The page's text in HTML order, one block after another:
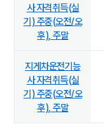
사 자격취득(실
기) 주중(오전/오
후), 주말
지게차운전기능
사 자격취득(실
기) 주중(오전/오
후), 주말